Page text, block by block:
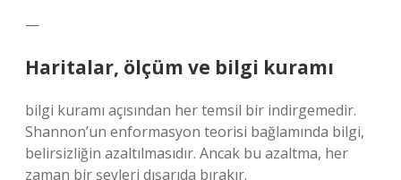
—
Haritalar, ölçüm ve bilgi kuramı
bilgi kuramı açısından her temsil bir indirgemedir.
Shannon’un enformasyon teorisi bağlamında bilgi,
belirsizliğin azaltılmasıdır. Ancak bu azaltma, her
zaman bir şeyleri dışarıda bırakır.